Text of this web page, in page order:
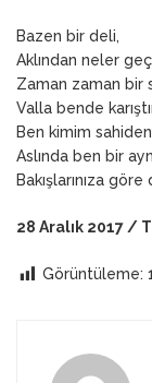
Bazen bir deli,
Aklından neler
Zaman zaman bir
Valla bende
Ben kimim
Aslında ben bir
Bakışlarınıza
28 Aralık 2017 /
Görüntüleme: